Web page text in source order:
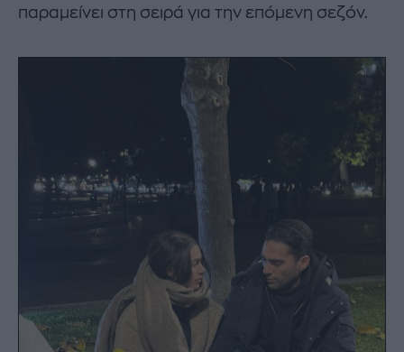
παραμείνει στη σειρά για την επόμενη σεζόν.